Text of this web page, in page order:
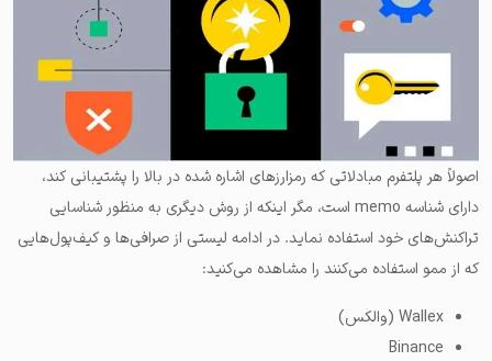
اصولاً هر پلتفرم مبادلاتی که رمزارزهای اشاره شده در بالا را پشتیبانی کند،
دارای شناسه memo است، مگر اینکه از روش دیگری به منظور شناسایی
تراکنش‌های خود استفاده نماید. در ادامه لیستی از صرافی‌ها و کیف‌پول‌هایی
که از ممو استفاده می‌کنند را مشاهده می‌کنید:
Wallex (والکس)
Binance